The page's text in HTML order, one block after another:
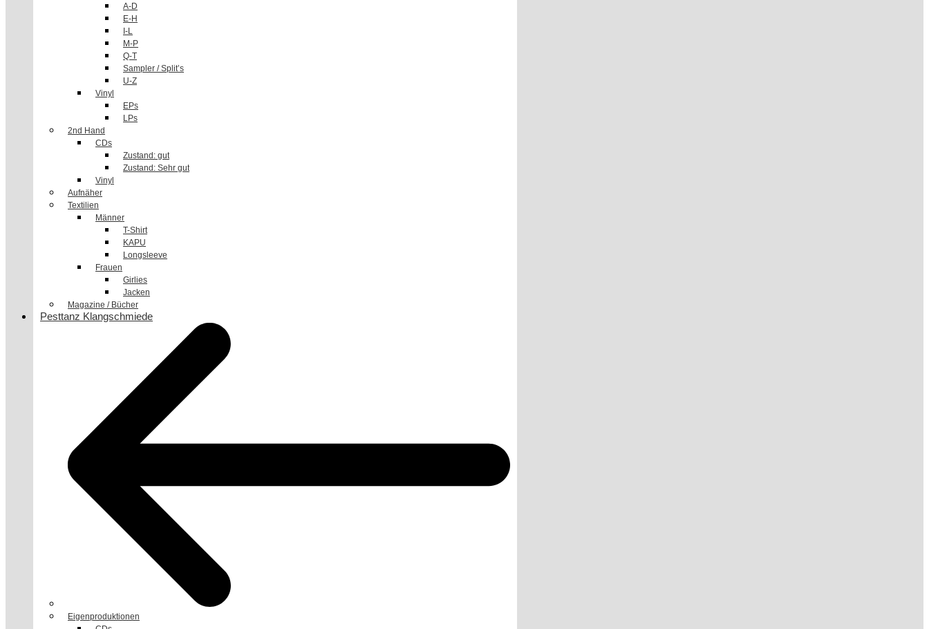
A-D
E-H
I-L
M-P
Q-T
Sampler / Split’s
U-Z
Vinyl
EPs
LPs
2nd Hand
CDs
Zustand: gut
Zustand: Sehr gut
Vinyl
Aufnäher
Textilien
Männer
T-Shirt
KAPU
Longsleeve
Frauen
Girlies
Jacken
Magazine / Bücher
Pesttanz Klangschmiede
Eigenproduktionen